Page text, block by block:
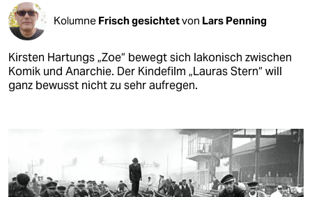
Kolumne Frisch gesichtetvon Lars Penning
Kirsten Hartungs „Zoe“ bewegt sich lakonisch zwischen
Komik und Anarchie. Der Kindefilm „Lauras Stern“ will
ganz bewusst nicht zu sehr aufregen.